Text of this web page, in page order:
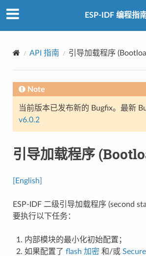
ESP-IDF 编程指
API 指南 引导加载程序
Note
当前版本已发布新的 Bugfix。最新
v6.0.2
引导加载程序
[English]
ESP-IDF 二级引导加载程序 (second
要执行以下任务：
内部模块的最小化初始配置；
如果配置了 flash 加密 和/或